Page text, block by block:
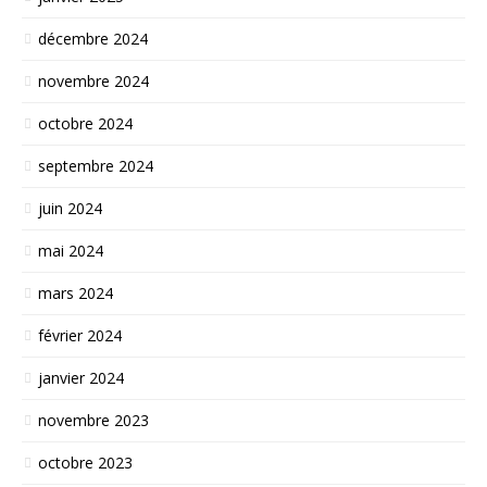
décembre 2024
novembre 2024
octobre 2024
septembre 2024
juin 2024
mai 2024
mars 2024
février 2024
janvier 2024
novembre 2023
octobre 2023